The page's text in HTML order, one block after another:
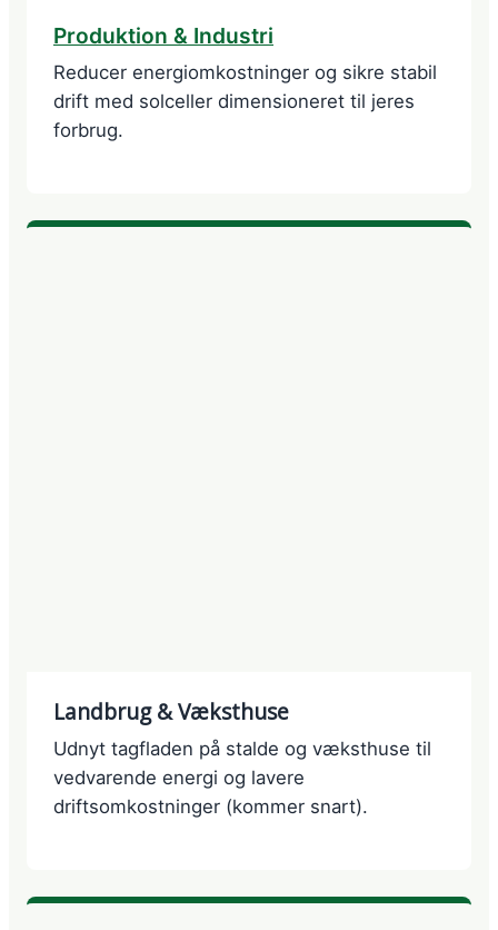
Produktion & Industri
Reducer energiomkostninger og sikre stabil
drift med solceller dimensioneret til jeres
forbrug.
Landbrug & Væksthuse
Udnyt tagfladen på stalde og væksthuse til
vedvarende energi og lavere
driftsomkostninger (kommer snart).